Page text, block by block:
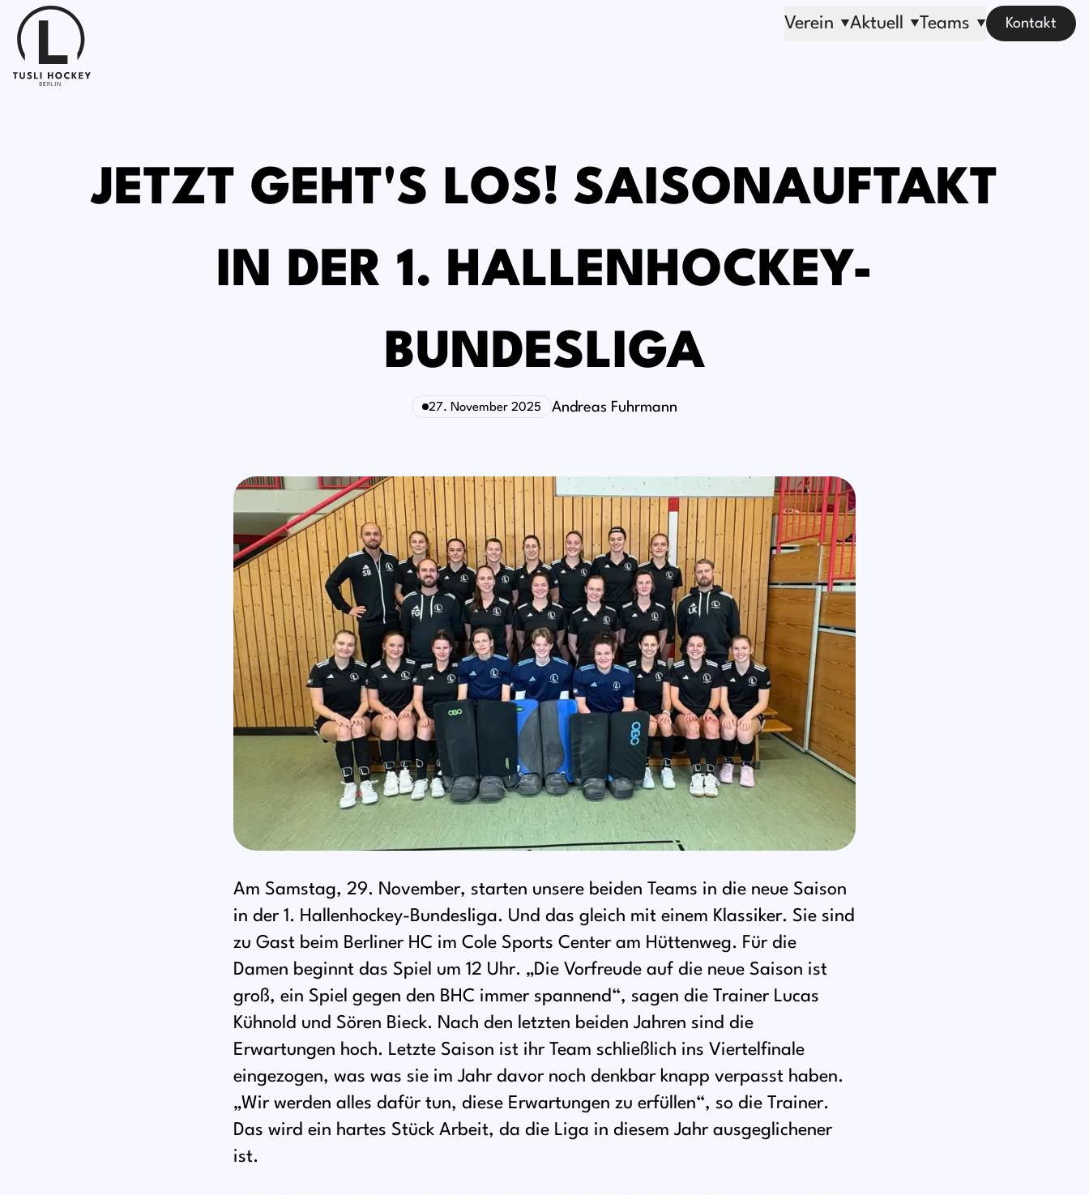
Verein Aktuell Teams Kontakt
JETZT GEHT'S LOS! SAISONAUFTAKT
IN DER 1. HALLENHOCKEY-
BUNDESLIGA
27. November 2025 Andreas Fuhrmann
Am Samstag, 29. November, starten unsere beiden Teams in die neue Saison
in der 1. Hallenhockey-Bundesliga. Und das gleich mit einem Klassiker. Sie sind
zu Gast beim Berliner HC im Cole Sports Center am Hüttenweg. Für die
Damen beginnt das Spiel um 12 Uhr. „Die Vorfreude auf die neue Saison ist
groß, ein Spiel gegen den BHC immer spannend“, sagen die Trainer Lucas
Kühnold und Sören Bieck. Nach den letzten beiden Jahren sind die
Erwartungen hoch. Letzte Saison ist ihr Team schließlich ins Viertelfinale
eingezogen, was was sie im Jahr davor noch denkbar knapp verpasst haben.
„Wir werden alles dafür tun, diese Erwartungen zu erfüllen“, so die Trainer.
Das wird ein hartes Stück Arbeit, da die Liga in diesem Jahr ausgeglichener
ist.